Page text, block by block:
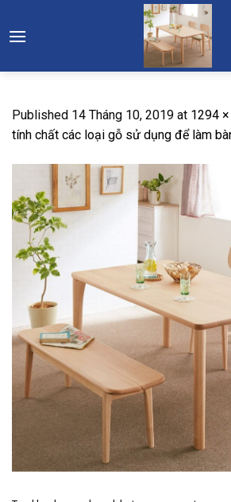
to
Published 14 Tháng 10, 2019 at 1294
tính chất các loại gỗ sử dụng để làm